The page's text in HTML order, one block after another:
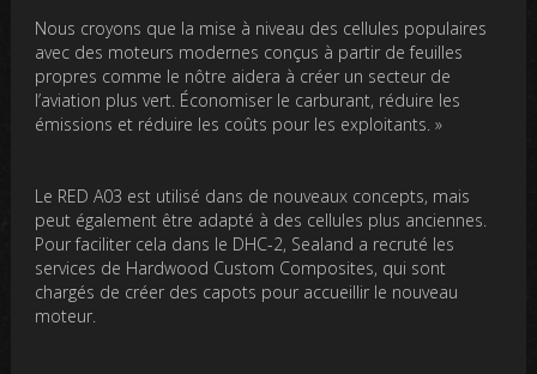
Nous croyons que la mise à niveau des cellules populaires
avec des moteurs modernes conçus à partir de feuilles
propres comme le nôtre aidera à créer un secteur de
l’aviation plus vert. Économiser le carburant, réduire les
émissions et réduire les coûts pour les exploitants. »
Le RED A03 est utilisé dans de nouveaux concepts, mais
peut également être adapté à des cellules plus anciennes.
Pour faciliter cela dans le DHC-2, Sealand a recruté les
services de Hardwood Custom Composites, qui sont
chargés de créer des capots pour accueillir le nouveau
moteur.